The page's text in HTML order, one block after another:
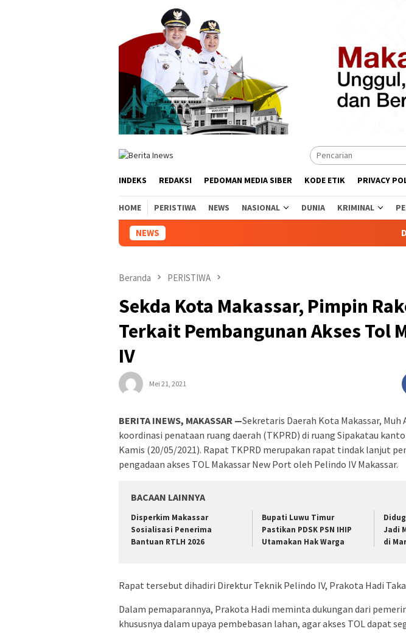
INDEKS REDAKSI PEDOMAN MEDIA SIBER KODE ETIK PRIVACY
HOME PERISTIWA NEWS NASIONAL DUNIA KRIMINAL
NEWS
Beranda PERISTIWA
Sekda Kota Makassar, Pimpin
Terkait Pembangunan Akses Tol
IV
Mei 21, 2021
BERITA INEWS, MAKASSAR —Sekretaris Daerah Kota Makassar,
koordinasi penataan ruang daerah (TKPRD) di ruang Sipakatau
Kamis (20/05/2021). Rapat TKPRD merupakan rapat tindak lanjut
pengadaan akses TOL Makassar New Port oleh Pelindo IV Makassar.
BACAAN LAINNYA
Disperkim Makassar
Sosialisasi Penerima
Bantuan RTLH 2026
Bupati Luwu Timur
Pastikan PDSK PSN IHIP
Utamakan Hak Warga
Jadi
di
Rapat tersebut dihadiri Direktur Teknik Pelindo IV, Prakota Hadi
Dalam pemaparannya, Prakota Hadi meminta dukungan dari
khususnya dalam upaya pembebasan lahan, agar akses TOL dapat